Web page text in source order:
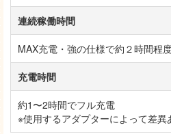
連続稼働時間
MAX充電・強の仕様で約２時間程
充電時間
約1〜2時間でフル充電
※使用するアダプターによって差異